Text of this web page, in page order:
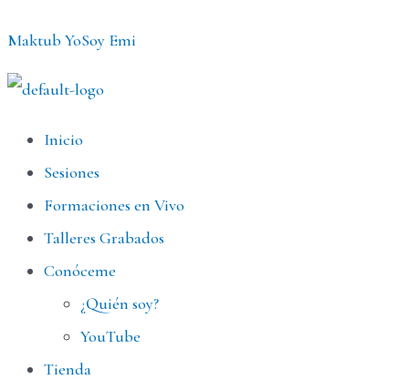
contenido
Maktub YoSoy Emi
MenúInicio
Sesiones
Formaciones en Vivo
Talleres Grabados
Conóceme
¿Quién soy?
YouTube
Tienda